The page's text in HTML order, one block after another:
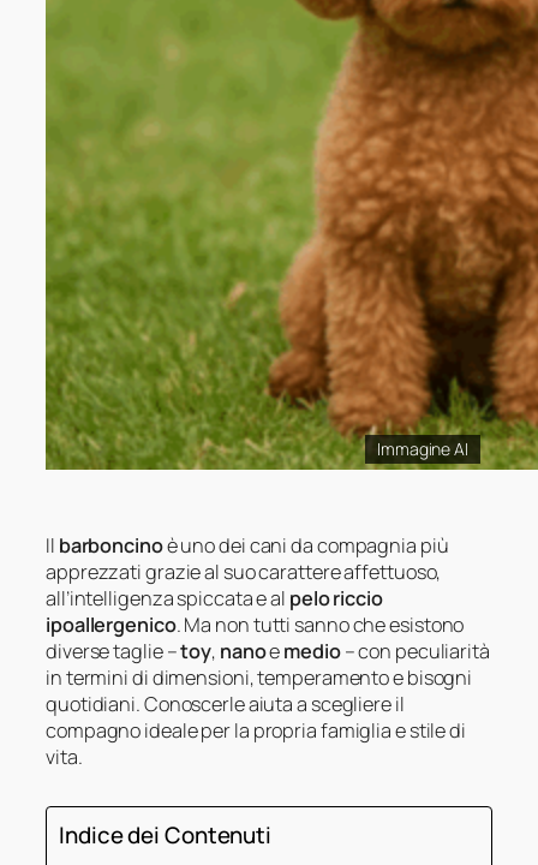
Immagine AI
Il barboncinoè uno dei cani da compagnia più
apprezzati grazie al suo carattere affettuoso,
all’intelligenza spiccata e al pelo riccio
ipoallergenico. Ma non tutti sanno che esistono
diverse taglie –toy, nanoemedio– con peculiarità
in termini di dimensioni, temperamento e bisogni
quotidiani. Conoscerle aiuta a scegliere il
compagno ideale per la propria famiglia e stile di
vita.
Indice dei Contenuti